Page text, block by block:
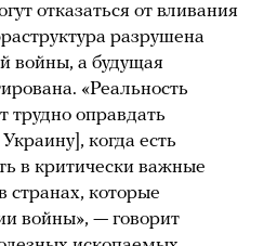
отказаться от вливания
разрушена
войны, а будущая
«Реальность
трудно оправдать
когда есть
в критически важные
странах, которые
войны», — говорит